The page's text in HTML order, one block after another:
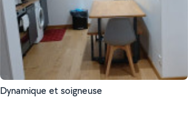
Dynamique et soigneuse